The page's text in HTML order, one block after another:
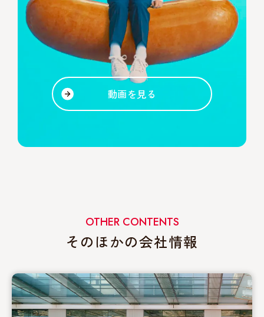
動画を見る
OTHER CONTENTS
そのほかの会社情報